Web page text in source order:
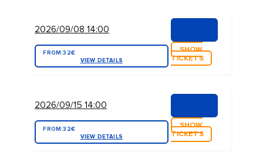
2026/09/08 14:00
FROM:32€
VIEW DETAILS
SHOW
TICKETS
2026/09/15 14:00
FROM:32€
VIEW DETAILS
SHOW
TICKETS